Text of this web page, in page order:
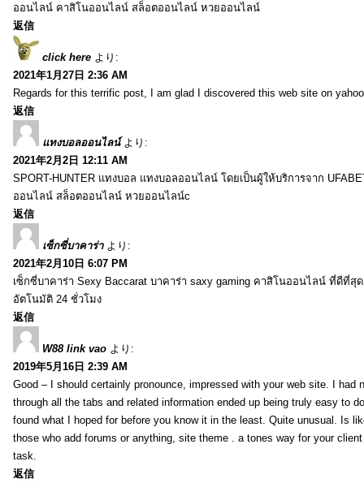
ออนไลน์ คาสิโนออนไลน์ สล็อตออนไลน์ หวยออนไลน์
返信
click here より:
2021年1月27日 2:36 AM
Regards for this terrific post, I am glad I discovered this web site on
返信
แทงบอลออนไลน์ より:
2021年2月2日 12:11 AM
SPORT-HUNTER แทงบอล แทงบอลออนไลน์ โดยเป็นผู้ให้บริการจาก
ออนไลน์ สล็อตออนไลน์ หวยออนไลน์c
返信
เซ็กซี่บาคาร่า より:
2021年2月10日 6:07 PM
เซ็กซี่บาคาร่า Sexy Baccarat บาคาร่า saxy gaming คาสิโนออนไลน์ ที่ดีที่สุ
อัตโนมัติ 24 ชั่วโมง
返信
W88 link vao より:
2019年5月16日 2:39 AM
Good – I should certainly pronounce, impressed with your web site. I had
through all the tabs and related information ended up being truly easy to
found what I hoped for before you know it in the least. Quite unusual. Is
those who add forums or anything, site theme . a tones way for your
task.
返信